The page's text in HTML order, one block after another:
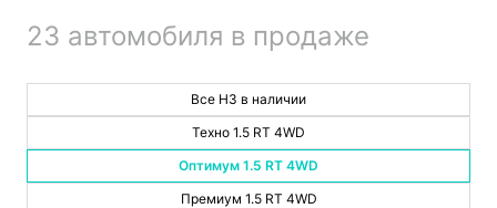
23 автомобиля в продаже
Все H3 в наличии
Техно 1.5 RT 4WD
Оптимум 1.5 RT 4WD
Премиум 1.5 RT 4WD